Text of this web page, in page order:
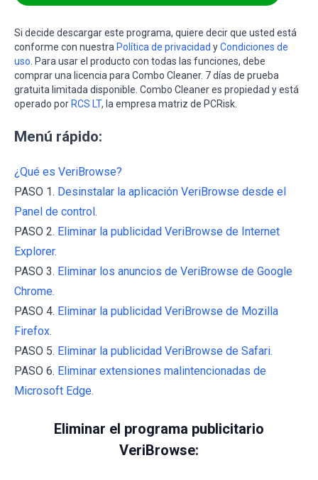
Si decide descargar este programa, quiere decir que usted está
conforme con nuestra Política de privacidad yCondiciones de
uso . Para usar el producto con todas las funciones, debe
comprar una licencia para Combo Cleaner. 7 días de prueba
gratuita limitada disponible. Combo Cleaner es propiedad y está
operado por RCS LT, la empresa matriz de PCRisk.
Menú rápido:
¿Qué es VeriBrowse?
PASO 1. Desinstalar la aplicación VeriBrowse desde el
Panel de control.
PASO 2. Eliminar la publicidad VeriBrowse de Internet
Explorer.
PASO 3. Eliminar los anuncios de VeriBrowse de Google
Chrome.
PASO 4. Eliminar la publicidad VeriBrowse de Mozilla
Firefox.
PASO 5. Eliminar la publicidad VeriBrowse de Safari.
PASO 6. Eliminar extensiones malintencionadas de
Microsoft Edge.
Eliminar el programa publicitario
VeriBrowse: